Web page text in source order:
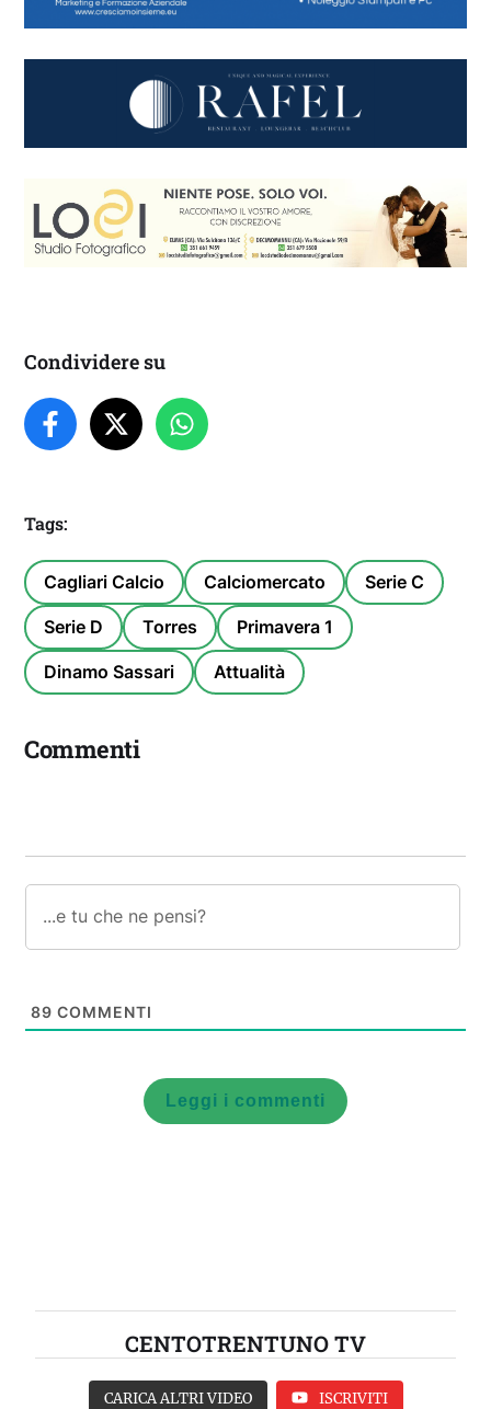
Condividere su
Tags:
Cagliari Calcio Calciomercato Serie C
Serie D Torres Primavera 1
Dinamo Sassari Attualità
Commenti
89 COMMENTI
Leggi i commenti
CENTOTRENTUNO TV
CARICA ALTRI VIDEO ISCRIVITI